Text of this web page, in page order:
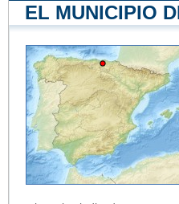
EL MUNICIPIO